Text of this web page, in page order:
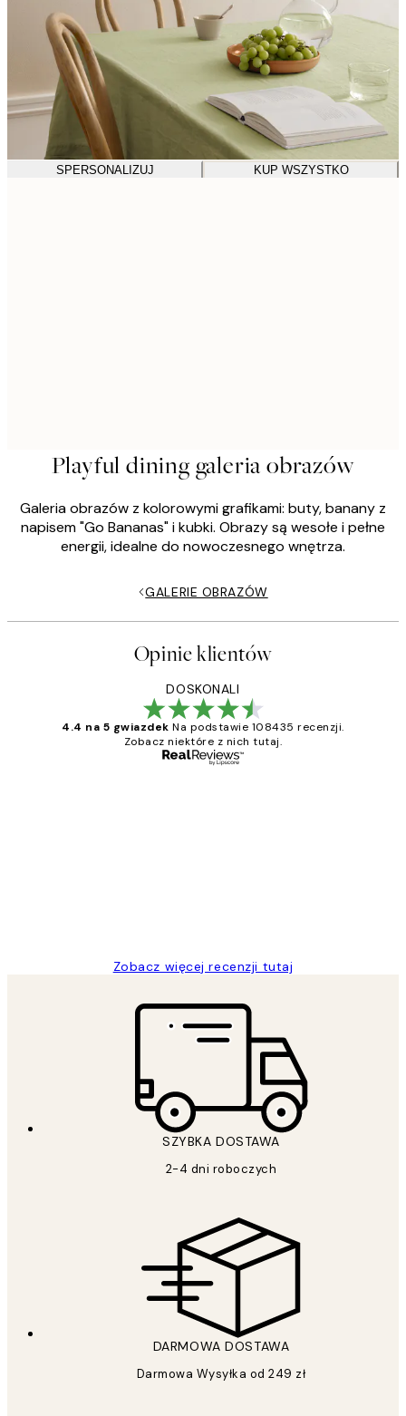
SPERSONALIZUJ KUP WSZYSTKO
Playful dining galeria obrazów
Galeria obrazów z kolorowymi grafikami: buty, banany z
napisem "Go Bananas" i kubki. Obrazy są wesołe i pełne
energii, idealne do nowoczesnego wnętrza.
GALERIE OBRAZÓW
Opinie klientów
DOSKONALI
4.4 na 5 gwiazdek Na podstawie 108435 recenzji.
Zobacz niektóre z nich tutaj.
Zobacz więcej recenzji tutaj
SZYBKA DOSTAWA
2-4 dni roboczych
DARMOWA DOSTAWA
Darmowa Wysyłka od 249 zł